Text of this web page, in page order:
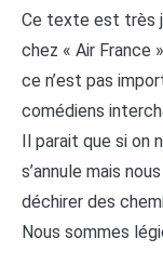
Ce texte est très
chez « Air France
ce n’est pas
comédiens
Il parait que si on
s’annule mais
déchirer des
Nous sommes